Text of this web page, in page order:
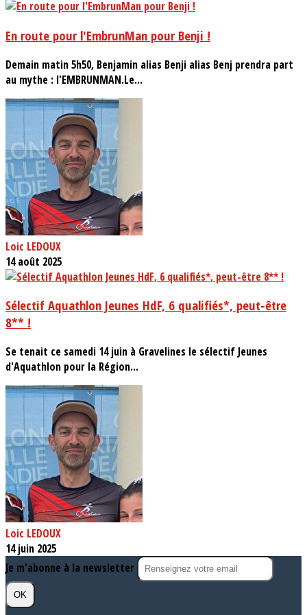
En route pour l'EmbrunMan pour Benji !
Demain matin 5h50, Benjamin alias Benji alias Benj prendra part
au mythe : l'EMBRUNMAN.Le...
Loic LEDOUX
14 août 2025
Sélectif Aquathlon Jeunes HdF, 6 qualifiés*, peut-être
8** !
Se tenait ce samedi 14 juin à Gravelines le sélectif Jeunes
d'Aquathlon pour la Région...
Loic LEDOUX
14 juin 2025
Je m'abonne à la newsletter
OK